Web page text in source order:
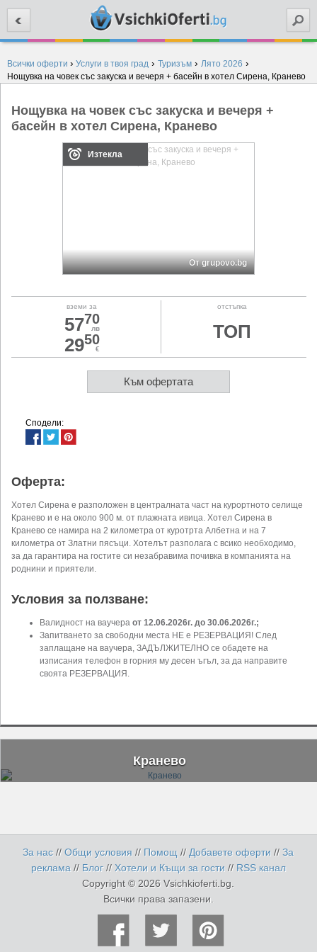
Всички оферти › Услуги в твоя град › Туризъм › Лято 2026 ›
Нощувка на човек със закуска и вечеря + басейн в хотел Сирена, Кранево
Нощувка на човек със закуска и вечеря +
басейн в хотел Сирена, Кранево
Изтекла
От grupovo.bg
вземи за
5770
лв
2950
€
отстъпка
ТОП
Към офертата
Сподели:
Оферта:
Хотел Сирена е разположен в централната част на курортното селище
Кранево и е на около 900 м. от плажната ивица. Хотел Сирена в
Кранево се намира на 2 километра от куротрта Албетна и на 7
километра от Златни пясъци. Хотелът разполага с всико необходимо,
за да гарантира на гостите си незабравима почивка в компанията на
роднини и приятели.
Условия за ползване:
Валидност на ваучера от 12.06.2026г. до 30.06.2026г.;
Запитването за свободни места НЕ е РЕЗЕРВАЦИЯ! След
заплащане на ваучера, ЗАДЪЛЖИТЕЛНО се обадете на
изписания телефон в горния му десен ъгъл, за да направите
своята РЕЗЕРВАЦИЯ.
Кранево
За нас //Общи условия // Помощ //Добавете оферти//За
реклама // Блог //Хотели и Къщи за гости // RSS канал
Copyright © 2026 Vsichkioferti.bg.
Всички права запазени.